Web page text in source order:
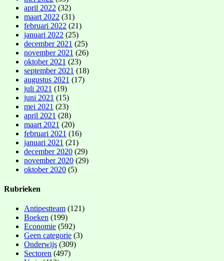
april 2022 (32)
maart 2022 (31)
februari 2022 (21)
januari 2022 (25)
december 2021 (25)
november 2021 (26)
oktober 2021 (23)
september 2021 (18)
augustus 2021 (17)
juli 2021 (19)
juni 2021 (15)
mei 2021 (23)
april 2021 (28)
maart 2021 (20)
februari 2021 (16)
januari 2021 (21)
december 2020 (29)
november 2020 (29)
oktober 2020 (5)
Rubrieken
Antipestteam (121)
Boeken (199)
Economie (592)
Geen categorie (3)
Onderwijs (309)
Sectoren (497)